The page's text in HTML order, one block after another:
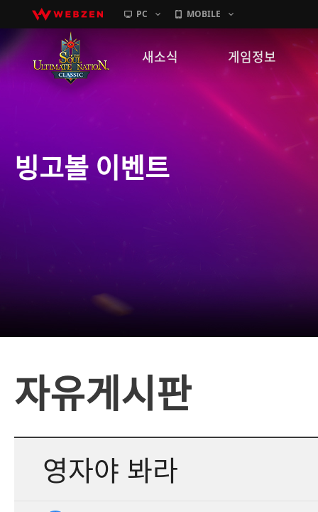
PC MOBILE
새소식
GM노트
게임정보
캐릭터소개
빙고볼 이벤트
자유게시판
영자야 봐라